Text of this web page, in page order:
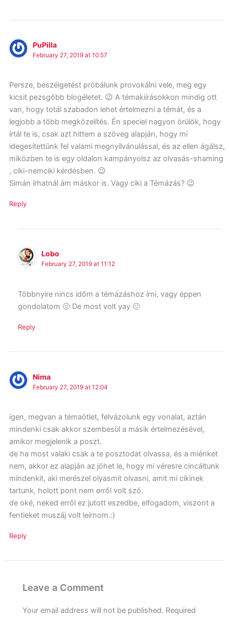
PuPilla
February 27, 2019 at 10:57
Persze, beszélgetést próbálunk provokálni vele, meg egy
kicsit pezsgőbb blogéletet. 😉 A témakiírásokkon mindig ott
van, hogy totál szabadon lehet értelmezni a témát, és a
legjobb a több megközelítés. Én speciel nagyon örülök, hogy
írtál te is, csak azt hittem a szöveg alapján, hogy mi
idegesítettünk fel valami megnyilvánulással, és az ellen ágálsz,
miközben te is egy oldalon kampányolsz az olvasás-shaming
, ciki-nemciki kérdésben. 😉
Simán írhatnál ám máskor is. Vagy ciki a Témázás? 😉
Reply
Lobo
February 27, 2019 at 11:12
Többnyire nincs időm a témázáshoz írni, vagy éppen
gondolatom 🙂 De most volt yay 🙂
Reply
Nima
February 27, 2019 at 12:04
igen, megvan a témaötlet, felvázolunk egy vonalat, aztán
mindenki csak akkor szembesül a másik értelmezésével,
amikor megjelenik a poszt.
de ha most valaki csak a te posztodat olvassa, és a miénket
nem, akkor ez alapján az jöhet le, hogy mi véresre cincáltunk
mindenkit, aki merészel olyasmit olvasni, amit mi cikinek
tartunk, holott pont nem erről volt szó.
de oké, neked erről ez jutott eszedbe, elfogadom, viszont a
fentieket muszáj volt leírnom.:)
Reply
Leave a Comment
Your email address will not be published. Required